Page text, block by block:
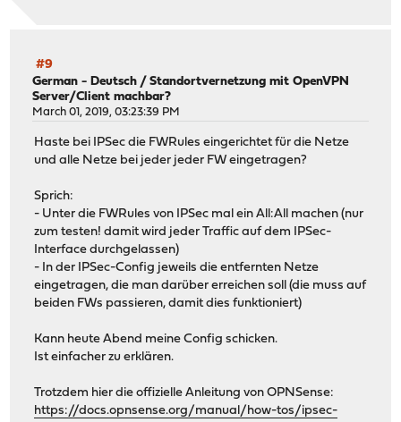
#9
German - Deutsch /Standortvernetzung mit OpenVPN
Server/Client machbar?
March 01, 2019, 03:23:39 PM
Haste bei IPSec die FWRules eingerichtet für die Netze
und alle Netze bei jeder jeder FW eingetragen?
Sprich:
- Unter die FWRules von IPSec mal ein All:All machen (nur
zum testen! damit wird jeder Traffic auf dem IPSec-
Interface durchgelassen)
- In der IPSec-Config jeweils die entfernten Netze
eingetragen, die man darüber erreichen soll (die muss auf
beiden FWs passieren, damit dies funktioniert)
Kann heute Abend meine Config schicken.
Ist einfacher zu erklären.
Trotzdem hier die offizielle Anleitung von OPNSense:
https://docs.opnsense.org/manual/how-tos/ipsec-